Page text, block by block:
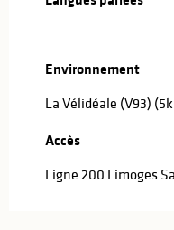
Environnement
Environnement
La Vélidéale (V93)
Accès
Accès
Ligne 200 Limoges